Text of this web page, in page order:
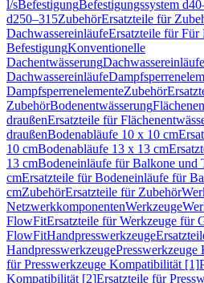
l/sBefestigungBefestigungssystem
d250–315ZubehörErsatzteile für
DachwassereinläufeErsatzteile für Für
BefestigungKonventionelle
DachentwässerungDachwassereinläufe
Dachwassereinläufe
DampfsperrenelementeZubehör
ZubehörBodenentwässerung
draußenErsatzteile für
draußenBodenabläufe 10 x 10 cm
10 cmBodenabläufe 13 x 13 cm
13 cmBodeneinläufe für Balkone und
cmErsatzteile für Bodeneinläufe für
cmZubehörErsatzteile für Zubehör
NetzwerkkomponentenWerkzeuge
FlowFitErsatzteile für Werkzeuge für
FlowFitHandpresswerkzeuge
Handpresswerkzeuge
für Presswerkzeuge Kompatibilität [1]
Kompatibilität [2]Ersatzteile für